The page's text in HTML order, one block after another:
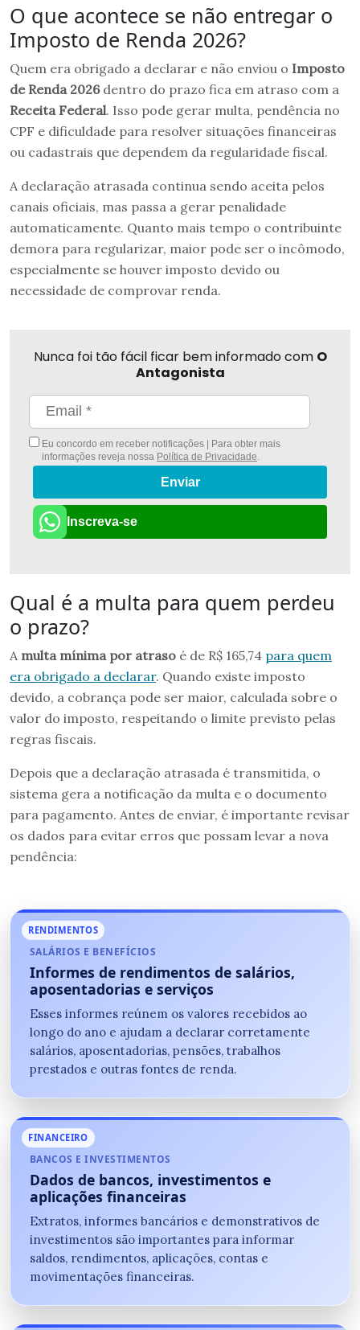
O que acontece se não entregar o
Imposto de Renda 2026?
Quem era obrigado a declarar e não enviou o Imposto
de Renda 2026 dentro do prazo fica em atraso com a
Receita Federal. Isso pode gerar multa, pendência no
CPF e dificuldade para resolver situações financeiras
ou cadastrais que dependem da regularidade fiscal.
A declaração atrasada continua sendo aceita pelos
canais oficiais, mas passa a gerar penalidade
automaticamente. Quanto mais tempo o contribuinte
demora para regularizar, maior pode ser o incômodo,
especialmente se houver imposto devido ou
necessidade de comprovar renda.
Nunca foi tão fácil ficar bem informado com O
Antagonista
Eu concordo em receber notificações | Para obter mais
informações reveja nossa Política de Privacidade
Enviar
Inscreva-se
Qual é a multa para quem perdeu
o prazo?
A multa mínima por atraso é de R$ 165,74 para quem
era obrigado a declarar. Quando existe imposto
devido, a cobrança pode ser maior, calculada sobre o
valor do imposto, respeitando o limite previsto pelas
regras fiscais.
Depois que a declaração atrasada é transmitida, o
sistema gera a notificação da multa e o documento
para pagamento. Antes de enviar, é importante revisar
os dados para evitar erros que possam levar a nova
pendência:
RENDIMENTOS
SALÁRIOS E BENEFÍCIOS
Informes de rendimentos de salários,
aposentadorias e serviços
Esses informes reúnem os valores recebidos ao
longo do ano e ajudam a declarar corretamente
salários, aposentadorias, pensões, trabalhos
prestados e outras fontes de renda.
FINANCEIRO
BANCOS E INVESTIMENTOS
Dados de bancos, investimentos e
aplicações financeiras
Extratos, informes bancários e demonstrativos de
investimentos são importantes para informar
saldos, rendimentos, aplicações, contas e
movimentações financeiras.